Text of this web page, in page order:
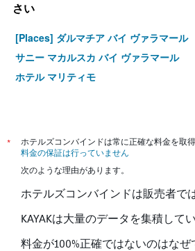
さい
[Places] ダルマチア バイ ヴァラマール
サニー マカルスカ バイ ヴァラマール
ホテル マリティモ
*
ホテルズコンバインドは常に正確な料金を取
料金の保証は行っていません
次のような理由があります。
ホテルズコンバインドは販売者で
KAYAKは大量のデータを集積して
料金が100%正確ではないのはなぜ